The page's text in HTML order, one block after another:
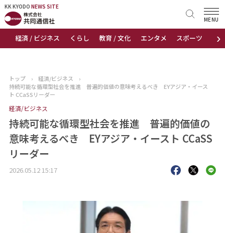
KK KYODO NEWS SITE
›
経済 / ビジネス くらし 教育 / 文化 エンタメ スポーツ 地域
MENU
KK KYODONEWS SITE
トップページ
ニュース
おすすめコンテンツ
出版物
会社概要
トップ › 経済/ビジネス
›
持続可能な循環型社会を推進 普遍的価値の意味考えるべき EYアジア・イース
ト CCaSSリーダー
経済/ビジネス
持続可能な循環型社会を推進 普遍的価値の
意味考えるべき EYアジア・イースト CCaSS
リーダー
2026.05.12 15:17